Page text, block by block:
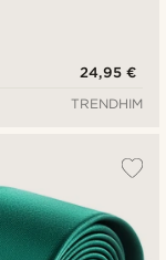
24,95 €
TRENDHIM